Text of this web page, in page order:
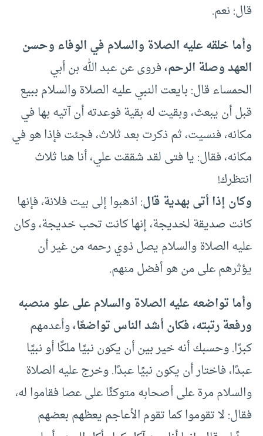
قال: نعم.
وأما خلقه عليه الصلاة والسلام في الوفاء وحسن
العهد وصلة الرحم،فروى عن عبد الله بن أبي
الحمساء قال: بايعت النبي عليه الصلاة والسلام ببيع
قبل أن يبعث، وبقيت له بقية فوعدته أن آتيه بها في
مكانه، فنسيت، ثم ذكرت بعد ثلاث، فجئت فإذا هو في
مكانه، فقال: يا فتى لقد شققت علي، أنا هنا ثلاث
انتظرك!
وكان إذا أتى بهدية قال: اذهبوا إلى بيت فلانة، فإنها
كانت صديقة لخديجة، إنها كانت تحب خديجة، وكان
عليه الصلاة والسلام يصل ذوي رحمه من غير أن
يؤثرهم على من هو أفضل منهم.
وأما تواضعه عليه الصلاة والسلام على علو منصبه
ورفعة رتبته، فكان أشد الناس تواضعًا،وأعدمهم
كبرًا. وحسبك أنه خير بين أن يكون نبيًا ملكًا أو نبيًا
عبدًا، فاختار أن يكون نبيًا عبدًا. وخرج عليه الصلاة
والسلام مرة على أصحابه متوكئًا على عصا فقاموا له،
فقال: لا تقوموا كما تقوم الأعاجم يعظهم بعضهم